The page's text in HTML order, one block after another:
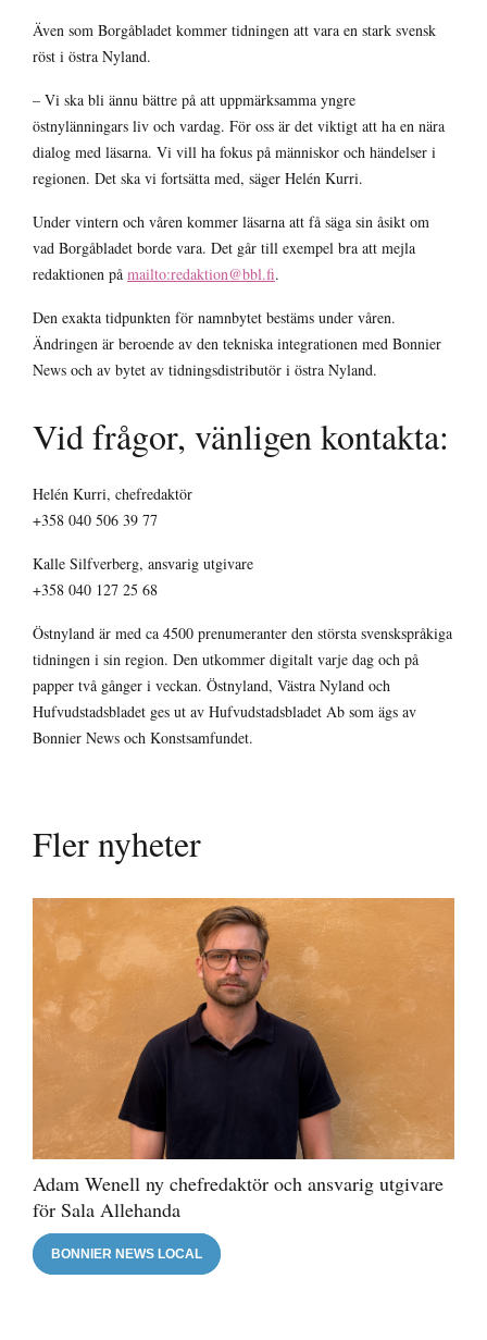
Även som Borgåbladet kommer tidningen att vara en stark svensk
röst i östra Nyland.
– Vi ska bli ännu bättre på att uppmärksamma yngre
östnylänningars liv och vardag. För oss är det viktigt att ha en nära
dialog med läsarna. Vi vill ha fokus på människor och händelser i
regionen. Det ska vi fortsätta med, säger Helén Kurri.
Under vintern och våren kommer läsarna att få säga sin åsikt om
vad Borgåbladet borde vara. Det går till exempel bra att mejla
redaktionen på mailto:redaktion@bbl.fi.
Den exakta tidpunkten för namnbytet bestäms under våren.
Ändringen är beroende av den tekniska integrationen med Bonnier
News och av bytet av tidningsdistributör i östra Nyland.
Vid frågor, vänligen kontakta:
Helén Kurri, chefredaktör
+358 040 506 39 77
Kalle Silfverberg, ansvarig utgivare
+358 040 127 25 68
Östnyland är med ca 4500 prenumeranter den största svenskspråkiga
tidningen i sin region. Den utkommer digitalt varje dag och på
papper två gånger i veckan. Östnyland, Västra Nyland och
Hufvudstadsbladet ges ut av Hufvudstadsbladet Ab som ägs av
Bonnier News och Konstsamfundet.
Fler nyheter
Adam Wenell ny chefredaktör och ansvarig utgivare
för Sala Allehanda
BONNIER NEWS LOCAL